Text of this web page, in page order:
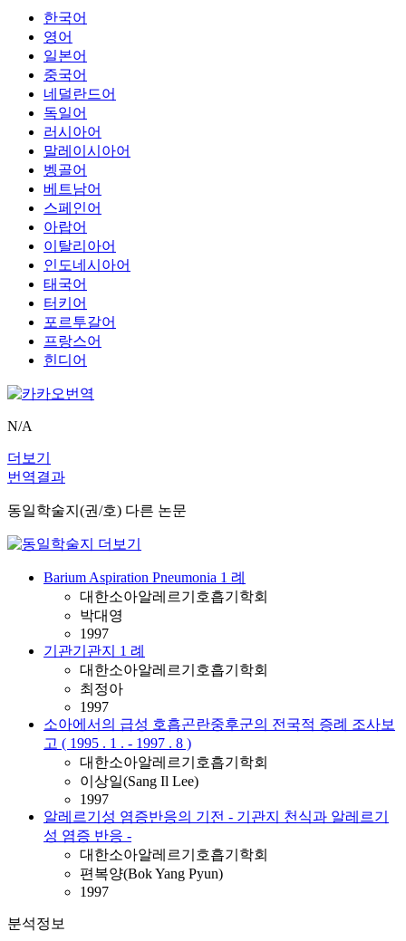
한국어
영어
일본어
중국어
네덜란드어
독일어
러시아어
말레이시아어
벵골어
베트남어
스페인어
아랍어
이탈리아어
인도네시아어
태국어
터키어
포르투갈어
프랑스어
힌디어
N/A
더보기
번역결과
동일학술지(권/호) 다른 논문
Barium Aspiration Pneumonia 1 례
대한소아알레르기호흡기학회
박대영
1997
기관기관지 1 례
대한소아알레르기호흡기학회
최정아
1997
소아에서의 급성 호흡곤란중후군의 전국적 증례 조사보
고 ( 1995 . 1 . - 1997 . 8 )
대한소아알레르기호흡기학회
이상일(Sang Il Lee)
1997
알레르기성 염증반응의 기전 - 기관지 천식과 알레르기
성 염증 반응 -
대한소아알레르기호흡기학회
편복양(Bok Yang Pyun)
1997
분석정보